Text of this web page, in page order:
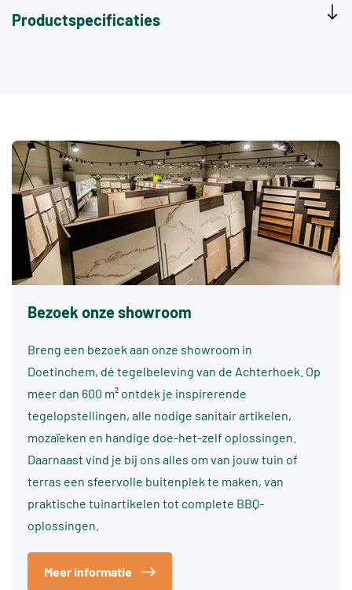
Productspecificaties
Bezoek onze showroom
Breng een bezoek aan onze showroom in
Doetinchem, dé tegelbeleving van de Achterhoek. Op
meer dan 600 m² ontdek je inspirerende
tegelopstellingen, alle nodige sanitair artikelen,
mozaïeken en handige doe-het-zelf oplossingen.
Daarnaast vind je bij ons alles om van jouw tuin of
terras een sfeervolle buitenplek te maken, van
praktische tuinartikelen tot complete BBQ-
oplossingen.
Meer informatie